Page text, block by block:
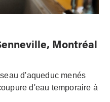
Montréal
d'aqueduc menés
d'eau temporaire à